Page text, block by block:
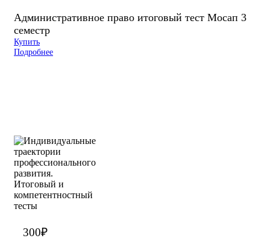
Административное право итоговый тест Мосап 3
семестр
Купить
Подробнее
300₽